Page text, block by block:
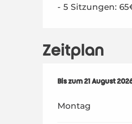
- 5 Sitzungen:
Zeitplan
vom6 Juli 2026bis
Bis zum21 August
Montag